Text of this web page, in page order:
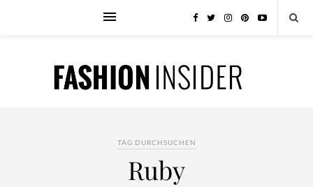
TAG DURCHSUCHEN
Ruby